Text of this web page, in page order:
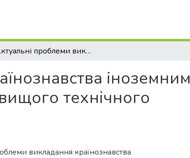
Актуальні проблеми викладання країнознавства іноземним студентам підготовчого відділення вищого технічного навчального закладу
іноземним
технічного
викладання країнознавства